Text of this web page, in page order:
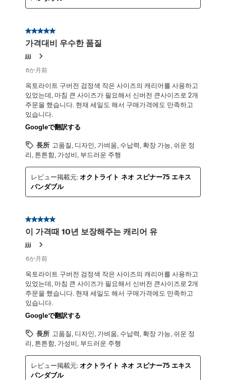
星5／5個です。
가격대비 우수한 품질
jjj
6か月前
옥토라이트 구버전 검정색 작은 사이즈의 캐리어를 사용하고
있었는데, 마침 큰 사이즈가 필요해서 신버전 큰사이즈로 2개
주문을 했습니다. 현재 세일도 해서 구매가격에도 만족하고
있습니다.
Googleで翻訳する
長所 고품질, 디자인, 가벼움, 수납력, 확장 가능, 쉬운 정
리, 튼튼함, 가성비, 부드러운 주행
レビュー掲載元: オクトライト ネオ スピナー75 エキス
パンダブル
星5／5個です。
이 가격때 10년 보장해주는 캐리어 유
jjj
6か月前
옥토라이트 구버전 검정색 작은 사이즈의 캐리어를 사용하고
있었는데, 마침 큰 사이즈가 필요해서 신버전 큰사이즈로 2개
주문을 했습니다. 현재 세일도 해서 구매가격에도 만족하고
있습니다.
Googleで翻訳する
長所 고품질, 디자인, 가벼움, 수납력, 확장 가능, 쉬운 정
리, 튼튼함, 가성비, 부드러운 주행
レビュー掲載元: オクトライト ネオ スピナー75 エキス
パンダブル